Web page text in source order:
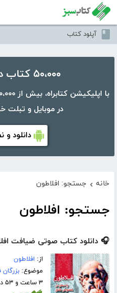
آپلود کتاب
۵۰،۰۰۰ کتاب در موبایل شما
در موبایل و تبلت
دانلود و
خانه › جستجو: افلاطون
جستجو: افلاطون
🎧 دانلود کتاب صوتی ضیافت
از: افلاطون
موضوع:
۳ ساعت و ۵۳ دقیقه